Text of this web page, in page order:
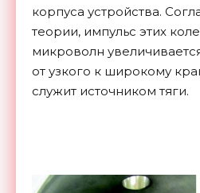
корпуса устройства.
теории, импульс этих
микроволн
от узкого к широкому
служит источником тяги.